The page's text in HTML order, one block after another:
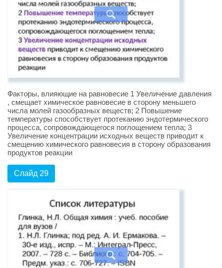
Факторы, влияющие на равновесие 1 Увеличение давления
, смещает химическое равновесие в сторону меньшего
числа молей газообразных веществ; 2 Повышение
температуры способствует протеканию эндотермического
процесса, сопровождающегося поглощением тепла; 3
Увеличение концентрации исходных веществ приводит к
смещению химического равновесия в сторону образования
продуктов реакции
Слайд 29